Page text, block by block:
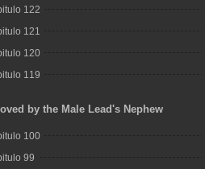
122
121
120
119
by the Male Lead's Nephew
100
99